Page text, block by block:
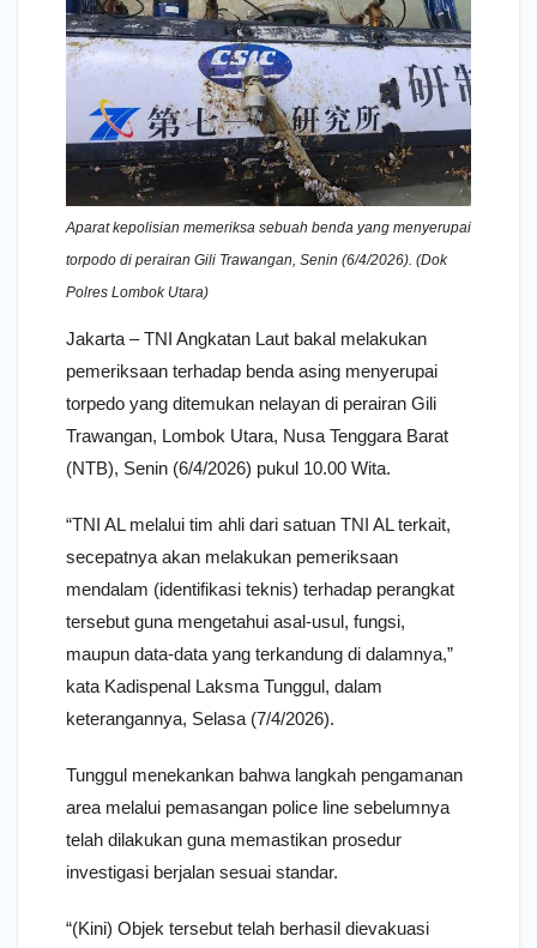
Aparat kepolisian memeriksa sebuah benda yang menyerupai
torpodo di perairan Gili Trawangan, Senin (6/4/2026). (Dok
Polres Lombok Utara)
Jakarta – TNI Angkatan Laut bakal melakukan
pemeriksaan terhadap benda asing menyerupai
torpedo yang ditemukan nelayan di perairan Gili
Trawangan, Lombok Utara, Nusa Tenggara Barat
(NTB), Senin (6/4/2026) pukul 10.00 Wita.
“TNI AL melalui tim ahli dari satuan TNI AL terkait,
secepatnya akan melakukan pemeriksaan
mendalam (identifikasi teknis) terhadap perangkat
tersebut guna mengetahui asal-usul, fungsi,
maupun data-data yang terkandung di dalamnya,”
kata Kadispenal Laksma Tunggul, dalam
keterangannya, Selasa (7/4/2026).
Tunggul menekankan bahwa langkah pengamanan
area melalui pemasangan police line sebelumnya
telah dilakukan guna memastikan prosedur
investigasi berjalan sesuai standar.
“(Kini) Objek tersebut telah berhasil dievakuasi